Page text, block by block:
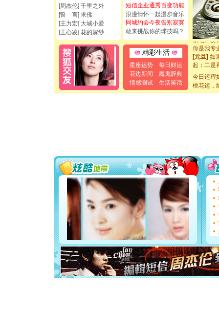
[周杰伦] 千里之外
[誓 言] 求佛
[王力宏] 大城小爱
[王心凌] 花的嫁纱
短信企业通秀百变功能
浪漫情怀一起漫步音乐
同城约会今夜告别寂寞
敢来挑战你的球技吗？
精彩生活
星座运势
每日财运
花边新闻
魔鬼辞典
情感测试
生活笑话
都要快乐
[圣诞节]
如意,快
[元旦]看
断电。爱
你是我专
[元旦] 如
起；二是
[元旦]当
泣，这痛
卖了。水
你太多，
要平安
[圣诞节]
能正大
都要快乐
[圣诞节]
如意,快
[元旦]
看
断电。
你是我
[元旦]如
起；二是
离。水晶
[元旦]当
泣，这痛
今日运程
桃花运，